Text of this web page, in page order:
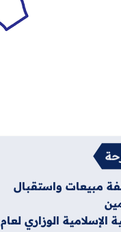
مبيعات واستقبال
الوزاري لعام 2025 الدورة الثانية